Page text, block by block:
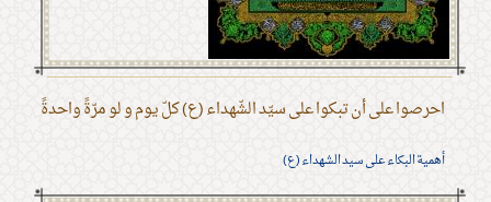
احرصوا على أن تبكوا على سيّد الشّهداء (ع) كلّ يوم و لو مرّةً واحدةً
أهمية البكاء على سيد الشهداء (ع)